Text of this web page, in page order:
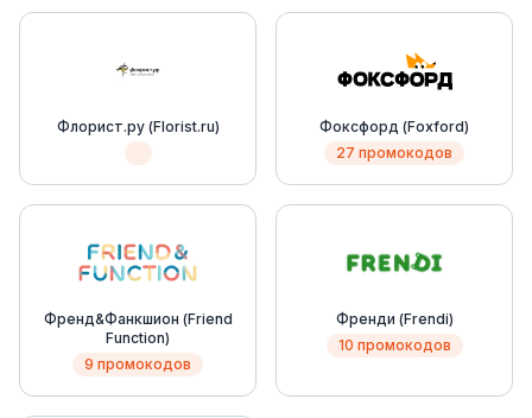
Флорист.ру (Florist.ru)
Фоксфорд (Foxford)
27 промокодов
Френд&Фанкшион (Friend
Function)
9 промокодов
Френди (Frendi)
10 промокодов